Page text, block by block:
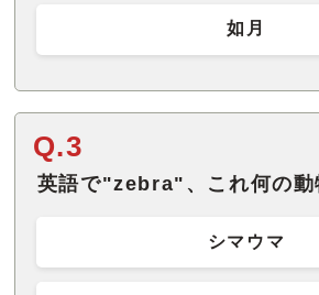
如月
Q.3
英語で"zebra"、これ何の動
シマウマ